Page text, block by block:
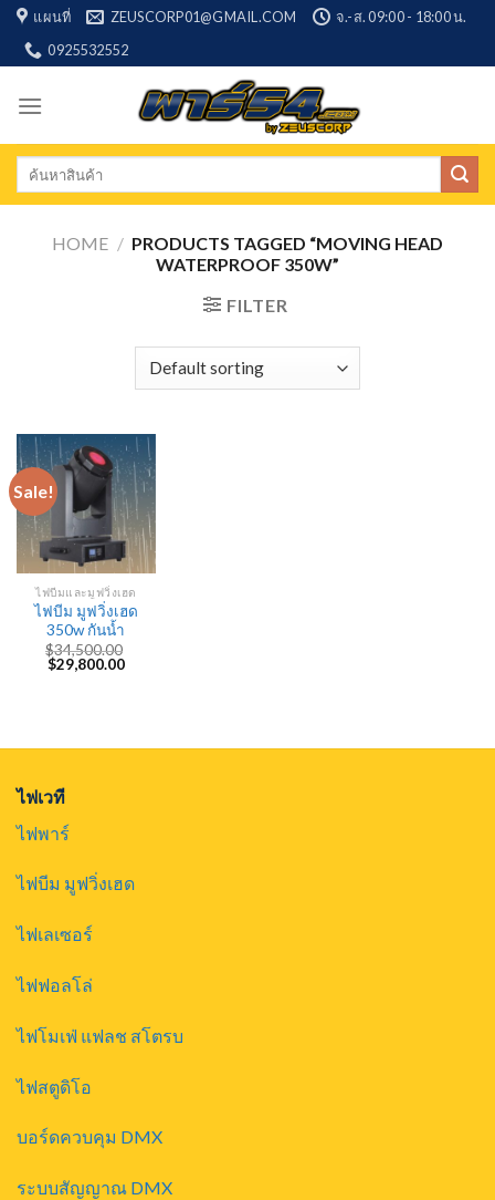
Skip
content
แผนที่ ZEUSCORP01@GMAIL.COM
จ.-ส. 09:00 - 18:00 น.
0925532552
Search
HOME / PRODUCTS TAGGED “MOVING HEAD
WATERPROOF 350W”
FILTER
Sale!
ไฟบีมและมูฟวิ่งเฮด
ไฟบีม มูฟวิ่งเฮด
350w กันน้ำ
$34,500.00
Original
price
$29,800.00Current
ไฟเวที
ไฟพาร์
ไฟบีม มูฟวิ่งเฮด
ไฟเลเซอร์
ไฟฟอลโล่
ไฟโมเฟ่ แฟลช สโตรบ
ไฟสตูดิโอ
บอร์ดควบคุม DMX
ระบบสัญญาณ DMX